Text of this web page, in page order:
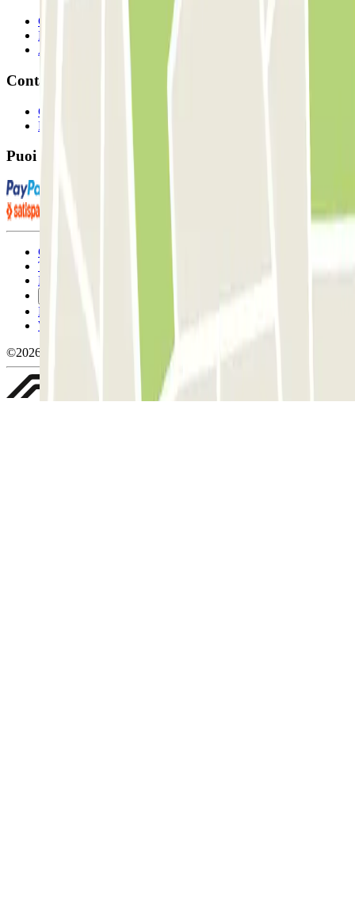
Collaboratori
Proprietari di parcheggio
Affiliati
Contatto
Contattaci
FAQ
Puoi utilizzare questi metodi di pagamento:
Condizioni contrattuali e di utilizzo
Termini di cancellazione
Politica sui cookies
Politica sulla privacy
Whistleblowing
©2026 Parclick. Tutti i diritti riservati